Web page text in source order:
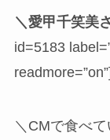
＼愛甲千笑美
id=5183
＼CMで食べ